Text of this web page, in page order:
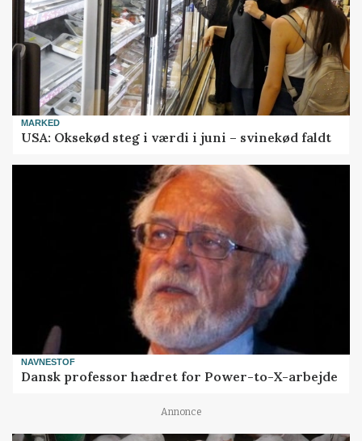
MARKED
USA: Oksekød steg i værdi i juni – svinekød faldt
NAVNESTOF
Dansk professor hædret for Power-to-X-arbejde
Annonce